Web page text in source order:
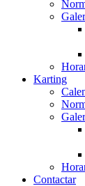
Karting
Contactar